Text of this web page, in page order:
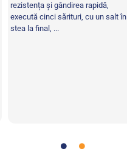
rezistența și gândirea rapidă,
execută cinci sărituri, cu un salt în
stea la final, ...